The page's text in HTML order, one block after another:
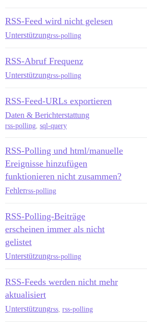
RSS-Feed wird nicht gelesen
Unterstützungrss-polling
RSS-Abruf Frequenz
Unterstützungrss-polling
RSS-Feed-URLs exportieren
Daten & Berichterstattung
rss-polling, sql-query
RSS-Polling und html/manuelle
Ereignisse hinzufügen
funktionieren nicht zusammen?
Fehlerrss-polling
RSS-Polling-Beiträge
erscheinen immer als nicht
gelistet
Unterstützungrss-polling
RSS-Feeds werden nicht mehr
aktualisiert
Unterstützungrss rss-polling